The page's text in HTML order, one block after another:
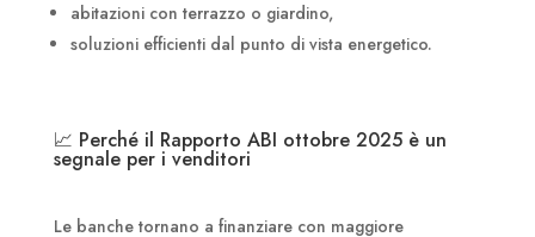
abitazioni con terrazzo o giardino,
soluzioni efficienti dal punto di vista energetico.
📈 Perché il Rapporto ABI ottobre 2025 è un
segnale per i venditori
Le banche tornano a finanziare con maggiore